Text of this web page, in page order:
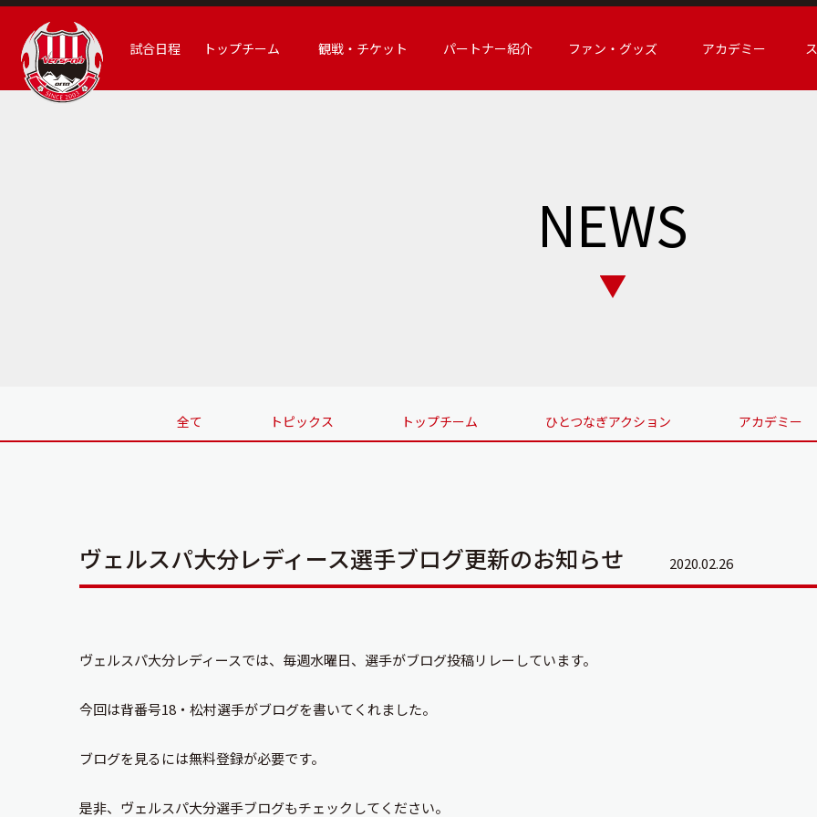
試合日程 トップチーム 観戦・チケット パートナー紹介 ファン・グッズ アカデミー
NEWS
全て トピックス トップチーム ひとつなぎアクション アカデミー
ヴェルスパ大分レディース選手ブログ更新のお知らせ 2020.02.26
ヴェルスパ大分レディースでは、毎週水曜日、選手がブログ投稿リレーしています。
今回は背番号18・松村選手がブログを書いてくれました。
ブログを見るには無料登録が必要です。
是非、ヴェルスパ大分選手ブログもチェックしてください。